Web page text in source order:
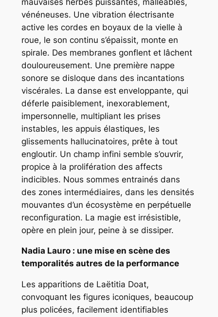
vénéneuses. Une vibration électrisante
active les cordes en boyaux de la vielle à
roue, le son continu s’épaissit, monte en
spirale. Des membranes gonflent et lâchent
douloureusement. Une première nappe
sonore se disloque dans des incantations
viscérales. La danse est enveloppante, qui
déferle paisiblement, inexorablement,
impersonnelle, multipliant les prises
instables, les appuis élastiques, les
glissements hallucinatoires, prête à tout
engloutir. Un champ infini semble s’ouvrir,
propice à la prolifération des affects
indicibles. Nous sommes entrainés dans
des zones intermédiaires, dans les densités
mouvantes d’un écosystème en perpétuelle
reconfiguration. La magie est irrésistible,
opère en plein jour, peine à se dissiper.
Nadia Lauro : une mise en scène des
temporalités autres de la performance
Les apparitions de Laëtitia Doat,
convoquant les figures iconiques, beaucoup
plus policées, facilement identifiables